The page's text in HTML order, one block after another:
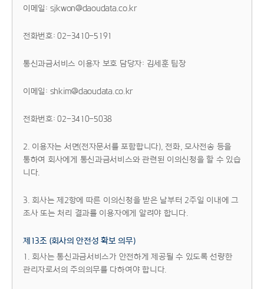
이메일: sjkwon@daoudata.co.kr
전화번호: 02-3410-5191
통신과금서비스 이용자 보호 담당자: 김세훈 팀장
이메일: shkim@daoudata.co.kr
전화번호: 02-3410-5038
2. 이용자는 서면(전자문서를 포함합니다), 전화, 모사전송 등을
통하여 회사에게 통신과금서비스와 관련된 이의신청을 할 수 있습
니다.
3. 회사는 제2항에 따른 이의신청을 받은 날부터 2주일 이내에 그
조사 또는 처리 결과를 이용자에게 알려야 합니다.
제13조 (회사의 안전성 확보 의무)
1. 회사는 통신과금서비스가 안전하게 제공될 수 있도록 선량한
관리자로서의 주의의무를 다하여야 합니다.